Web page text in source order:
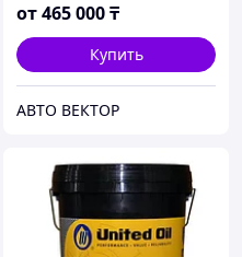
от465 000₸
Купить
АВТО ВЕКТОР